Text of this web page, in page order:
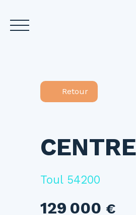
Retour
Toul 54200
129 000 €